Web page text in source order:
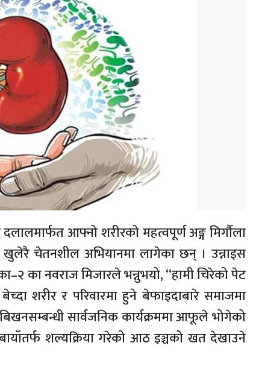
आफ्नो शरीरको महत्वपूर्ण अङ्ग मिर्गौला
चेतनशील अभियानमा लागेका छन् । उन्नाइस
का नवराज मिजारले भन्नुभयो, “हामी चिरेको पेट
शरीर र परिवारमा हुने बेफाइदाबारे समाजमा
सार्वजनिक कार्यक्रममा आफूले भोगेको
शल्यक्रिया गरेको आठ इञ्चको खत देखाउने